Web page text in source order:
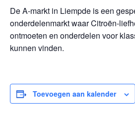
De A-markt in Liempde is een
onderdelenmarkt waar Citroën-
ontmoeten en onderdelen voor
kunnen vinden.
Toevoegen aan kalender